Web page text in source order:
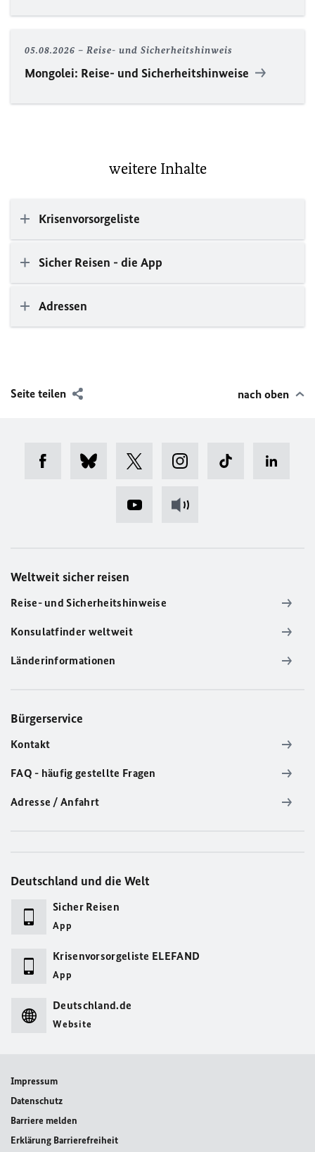
05.08.2026 Reise- und Sicherheitshinweis
Mongolei: Reise- und Sicherheitshinweise
weitere Inhalte
Krisenvorsorgeliste
Sicher Reisen - die App
Adressen
Seite teilen nach oben
Weltweit sicher reisen
Reise- und Sicherheitshinweise
Konsulatfinder weltweit
Länderinformationen
Bürgerservice
Kontakt
FAQ - häufig gestellte Fragen
Adresse / Anfahrt
Deutschland und die Welt
Sicher Reisen
App
Krisenvorsorgeliste ELEFAND
App
Deutschland.de
Website
Impressum
Datenschutz
Barriere melden
Erklärung Barrierefreiheit